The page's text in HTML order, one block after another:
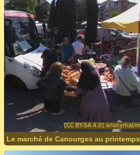
Le marché de Canourges au printemps